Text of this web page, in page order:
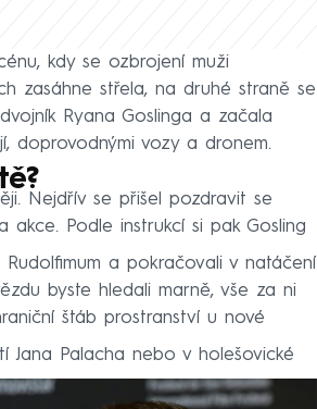
kdy se ozbrojení muži
zasáhne střela, na druhé straně se
Ryana Goslinga a začala
doprovodnými vozy a dronem.
Nejdřív se přišel pozdravit se
Podle instrukcí si pak Gosling
a pokračovali v natáčení
byste hledali marně, vše za ni
štáb prostranství u nové
Palacha nebo v holešovické